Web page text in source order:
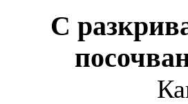
С